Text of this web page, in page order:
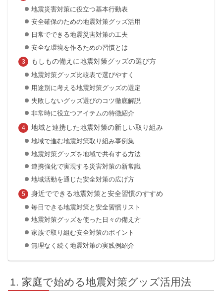
地震災害対策に役立つ基本行動表
安全確保のための地震対策グッズ活用
日常でできる地震災害対策の工夫
安全な環境を作るための習慣とは
もしもの備えに地震対策グッズの選び方
地震対策グッズ比較表で選びやすく
用途別に考える地震対策グッズの選定
失敗しないグッズ選びのコツ徹底解説
非常時に役立つアイテムの特徴紹介
地域と連携した地震対策の新しい取り組み
地域で進む地震対策取り組み事例集
地震対策グッズを地域で共有する方法
連携強化で実現する災害対策の新常識
地域活動を通じた安全対策の広げ方
身近でできる地震対策と安全習慣のすすめ
毎日できる地震対策と安全習慣リスト
地震対策グッズを使った日々の備え方
家族で取り組む安全対策のポイント
無理なく続く地震対策の実践例紹介
家庭で始める地震対策グッズ活用法